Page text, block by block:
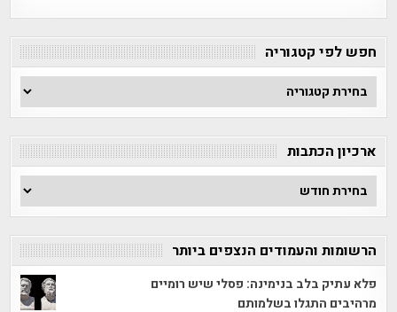
חפש לפי קטגוריה
חפש
לפי
ארכיון הכתבות
ארכיון
הכתבות
הרשומות והעמודים הנצפים ביותר
פלא עתיק בלב בנימינה: פסלי שיש רומיים
מרהיבים התגלו בשלמותם